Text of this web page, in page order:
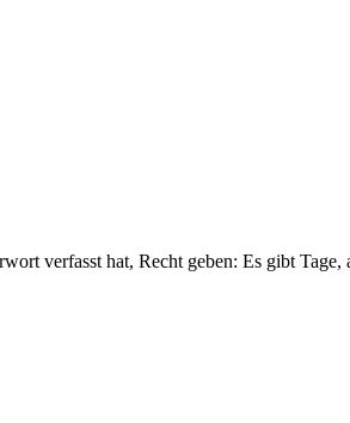
verfasst hat, Recht geben: Es gibt